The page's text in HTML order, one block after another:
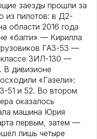
заезды прошли за
из пилотов: в Д2-
области 2016 года
«багги» — Кирилла
ГАЗ-53 —
классе ЗИЛ-130 —
В дивизионе
«Газели»:
51 и 52. Во втором
оказалось
машина Юрия
первым, затем —
лишь четыре